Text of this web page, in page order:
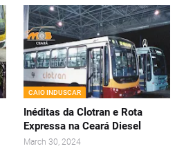
CAIO INDUSCAR
Inéditas da Clotran e Rota
Expressa na Ceará Diesel
March 30, 2024